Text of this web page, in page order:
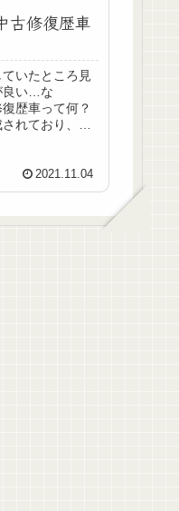
古修復歴車
いたところ見
良い…な
歴車って何？
れており、強
2021.11.04